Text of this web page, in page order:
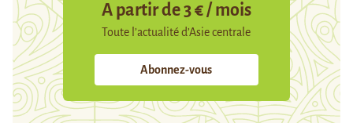
A partir de 3 € / mois
Toute l’actualité d’Asie centrale
Abonnez-vous